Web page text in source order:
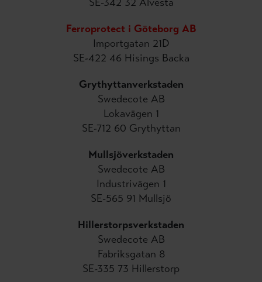
Ferroprotect i Göteborg AB
Importgatan 21D
SE-422 46 Hisings Backa
Grythyttanverkstaden
Swedecote AB
Lokavägen 1
SE-712 60 Grythyttan
Mullsjöverkstaden
Swedecote AB
Industrivägen 1
SE-565 91 Mullsjö
Hillerstorpsverkstaden
Swedecote AB
Fabriksgatan 8
SE-335 73 Hillerstorp